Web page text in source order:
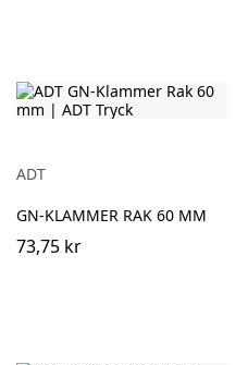
ADT
GN-KLAMMER RAK 60 MM
73,75 kr